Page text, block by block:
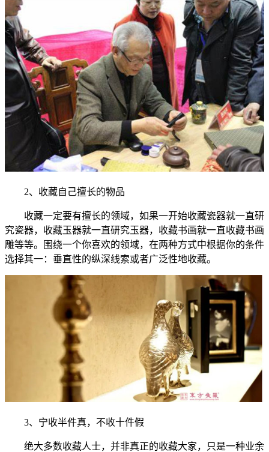
2、收藏自己擅长的物品
收藏一定要有擅长的领域，如果一开始收藏瓷器就一直研
究瓷器，收藏玉器就一直研究玉器，收藏书画就一直收藏书画
雕等等。围绕一个你喜欢的领域，在两种方式中根据你的条件
选择其一：垂直性的纵深线索或者广泛性地收藏。
3、宁收半件真，不收十件假
绝大多数收藏人士，并非真正的收藏大家，只是一种业余